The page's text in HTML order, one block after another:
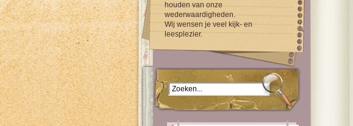
houden van onze
wederwaardigheden.
Wij wensen je veel kijk- en
leesplezier.